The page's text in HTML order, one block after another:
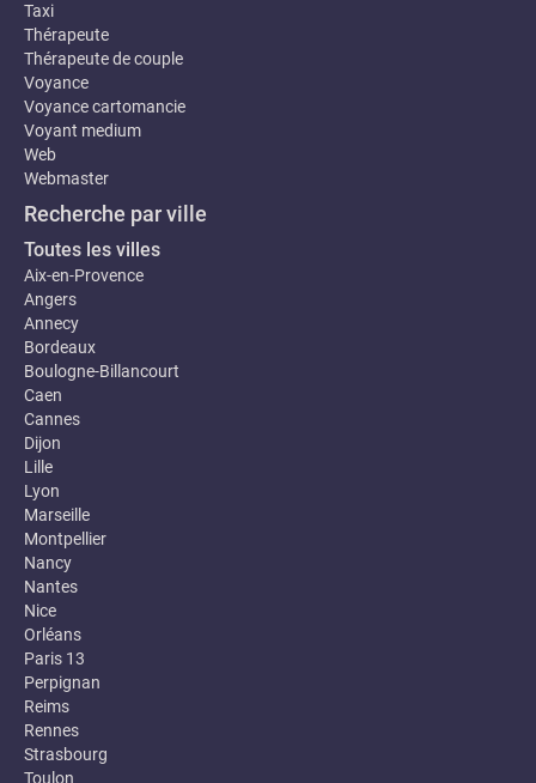
Taxi
Thérapeute
Thérapeute de couple
Voyance
Voyance cartomancie
Voyant medium
Web
Webmaster
Recherche par ville
Toutes les villes
Aix-en-Provence
Angers
Annecy
Bordeaux
Boulogne-Billancourt
Caen
Cannes
Dijon
Lille
Lyon
Marseille
Montpellier
Nancy
Nantes
Nice
Orléans
Paris 13
Perpignan
Reims
Rennes
Strasbourg
Toulon